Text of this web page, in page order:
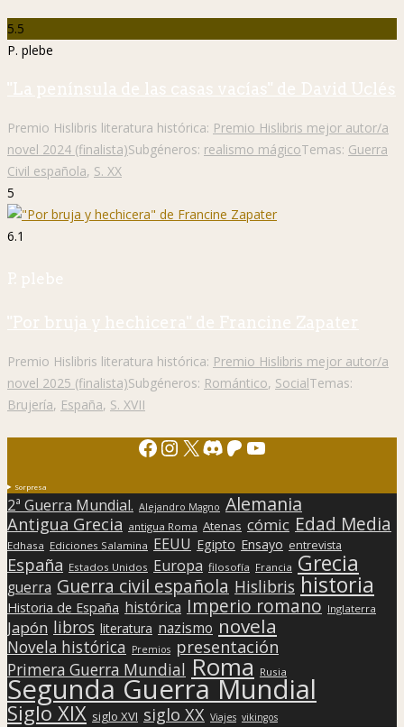
5.5
P. plebe
"La península de las casas vacías" de David Uclés
Premio Hislibris literatura histórica: Premio Hislibris mejor autor/a
novel 2024 (finalista)Subgéneros: realismo mágicoTemas: Guerra
Civil española, S. XX
5
6.1
P. plebe
"Por bruja y hechicera" de Francine Zapater
Premio Hislibris literatura histórica: Premio Hislibris mejor autor/a
novel 2025 (finalista)Subgéneros: Romántico, SocialTemas:
Brujería, España, S. XVII
Facebook
Instagram
X Discord
Patreon
YouTube
Sorpresa
2ª Guerra Mundial. Alejandro Magno Alemania
Antigua Grecia antigua Roma Atenas cómic Edad Media
Edhasa Ediciones Salamina EEUU Egipto Ensayo entrevista
España Estados Unidos Europa filosofía Francia Grecia
guerra Guerra civil española Hislibris historia
Historia de España histórica Imperio romano Inglaterra
Japón libros literatura nazismo novela
Novela histórica Premios presentación
Primera Guerra Mundial Roma Rusia
Segunda Guerra Mundial
Siglo XIX siglo XVI siglo XX Viajes vikingos